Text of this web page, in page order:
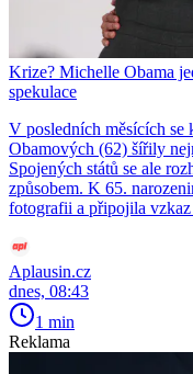
Krize? Michelle Obama
spekulace
V posledních měsících se
Obamových (62) šířily
Spojených států se ale
způsobem. K 65.
fotografii a připojila
Aplausin.cz
dnes, 08:43
1 min
Reklama